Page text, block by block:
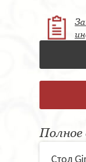
Полное